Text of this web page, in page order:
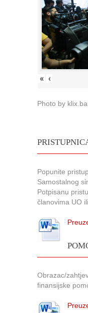
« ‹
Photo by klix.ba
Popunite
Samostalnog
Potpisanu
članovima UO
Obrazac/
finansijske